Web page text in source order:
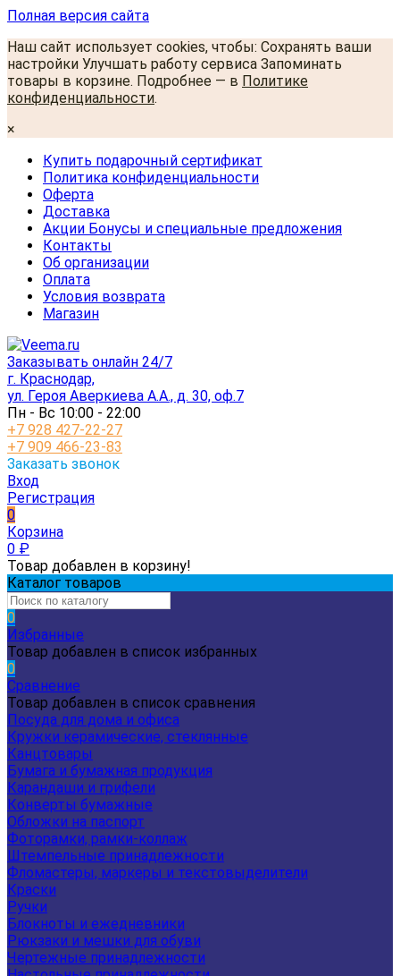
Полная версия сайта
Наш сайт использует cookies, чтобы: Сохранять ваши
настройки Улучшать работу сервиса Запоминать
товары в корзине. Подробнее — в Политике
конфиденциальности.
×
Купить подарочный сертификат
Политика конфиденциальности
Оферта
Доставка
Акции Бонусы и специальные предложения
Контакты
Об организации
Оплата
Условия возврата
Магазин
Заказывать онлайн 24/7
г. Краснодар,
ул. Героя Аверкиева А.А., д. 30, оф.7
Пн - Вс 10:00 - 22:00
+7 928 427-22-27
+7 909 466-23-83
Заказать звонок
Вход
Регистрация
0
Корзина
0 ₽
Товар добавлен в корзину!
Каталог товаров
0
Избранные
Товар добавлен в список избранных
0
Сравнение
Товар добавлен в список сравнения
Посуда для дома и офиса
Кружки керамические, стеклянные
Канцтовары
Бумага и бумажная продукция
Карандаши и грифели
Конверты бумажные
Обложки на паспорт
Фоторамки, рамки-коллаж
Штемпельные принадлежности
Фломастеры, маркеры и текстовыделители
Краски
Ручки
Блокноты и ежедневники
Рюкзаки и мешки для обуви
Чертежные принадлежности